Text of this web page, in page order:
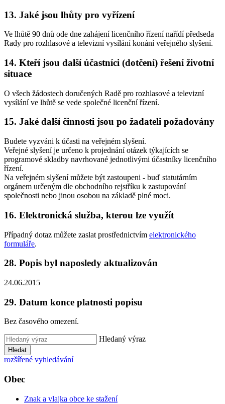
13. Jaké jsou lhůty pro vyřízení
Ve lhůtě 90 dnů ode dne zahájení licenčního řízení nařídí předseda
Rady pro rozhlasové a televizní vysílání konání veřejného slyšení.
14. Kteří jsou další účastníci (dotčení) řešení životní
situace
O všech žádostech doručených Radě pro rozhlasové a televizní
vysílání ve lhůtě se vede společné licenční řízení.
15. Jaké další činnosti jsou po žadateli požadovány
Budete vyzváni k účasti na veřejném slyšení.
Veřejné slyšení je určeno k projednání otázek týkajících se
programové skladby navrhované jednotlivými účastníky licenčního
řízení.
Na veřejném slyšení můžete být zastoupeni - buď statutárním
orgánem určeným dle obchodního rejstříku k zastupování
společnosti nebo jinou osobou na základě plné moci.
16. Elektronická služba, kterou lze využít
Případný dotaz můžete zaslat prostřednictvím elektronického
formuláře.
28. Popis byl naposledy aktualizován
24.06.2015
29. Datum konce platnosti popisu
Bez časového omezení.
Hledaný výraz
Hledat
rozšířené vyhledávání
Obec
Znak a vlajka obce ke stažení